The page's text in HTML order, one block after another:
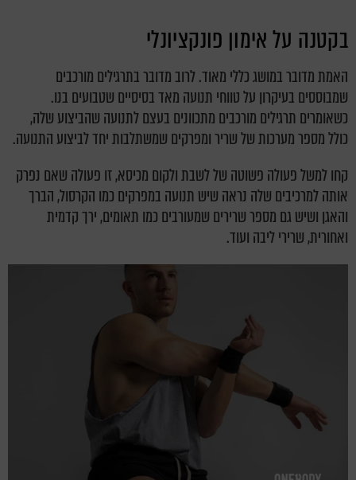
בקטנה על אימון פונקציונלי
האמת מדובר במושג כללי מאוד. לרוב מדובר בתרגילים מורכבים
שמבוססים בעיקרון על טווחי תנועה מאד בסיסיים שטבועים בנו.
כשאומרים תרגילים מורכבים מתכוונים בעצם לתנועה שהביצוע שלה,
כולל מספר מערכות של שריר ומפרקים שמשתלבות יחד לביצוע התנועה.
קחו למשל פעולה פשוטה של לשבת ולקום מכיסא, זו פעולה שאם נפרק
אותה למרכיבים שלה נראה שיש תנועה במפרקים כמו הקרסול, הברך
והאגן ושיש גם מספר שרירים שמעורבים כמו תאומים, ירך קדמית
ואחורית, שרירי ליבה ועוד.